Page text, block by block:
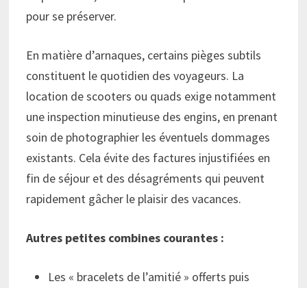
pour se préserver.
En matière d’arnaques, certains pièges subtils
constituent le quotidien des voyageurs. La
location de scooters ou quads exige notamment
une inspection minutieuse des engins, en prenant
soin de photographier les éventuels dommages
existants. Cela évite des factures injustifiées en
fin de séjour et des désagréments qui peuvent
rapidement gâcher le plaisir des vacances.
Autres petites combines courantes :
Les « bracelets de l’amitié » offerts puis